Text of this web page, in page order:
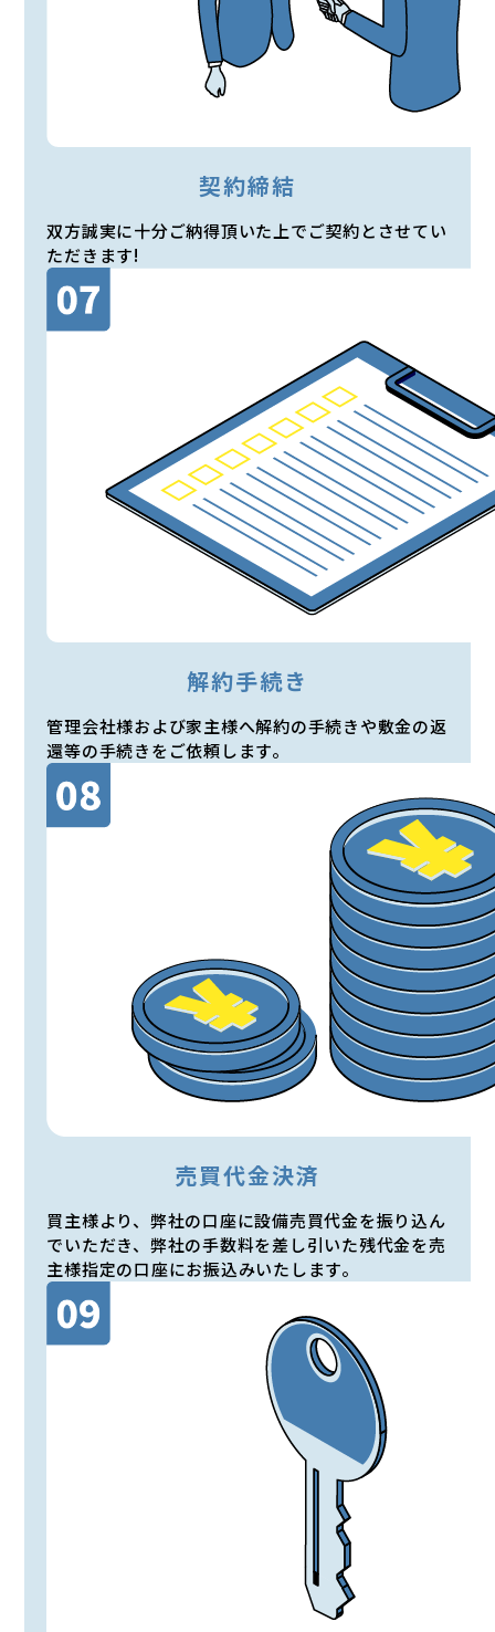
契約締結
双方誠実に十分ご納得頂いた上でご契約とさせてい
ただきます!
解約手続き
管理会社様および家主様へ解約の手続きや敷金の返
還等の手続きをご依頼します。
売買代金決済
買主様より、弊社の口座に設備売買代金を振り込ん
でいただき、弊社の手数料を差し引いた残代金を売
主様指定の口座にお振込みいたします。